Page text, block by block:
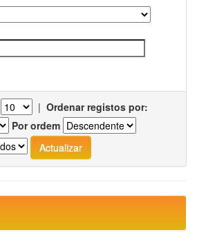
| Ordenar registos por:
Por ordem